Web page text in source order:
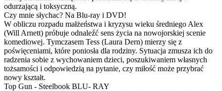
odurzającą i toksyczną.
Czy mnie słychac? Na Blu-ray i DVD!
W obliczu rozpadu małżeństwa i kryzysu wieku średniego Alex
(Will Arnett) próbuje odnaleźć sens życia na nowojorskiej scenie
komediowej. Tymczasem Tess (Laura Dern) mierzy się z
poświęceniami, które poniosła dla rodziny. Sytuacja zmusza ich do
radzenia sobie z wychowaniem dzieci, poszukiwaniem własnych
tożsamości i odpowiedzią na pytanie, czy miłość może przybrać
nowy kształt.
Top Gun - Steelbook BLU- RAY